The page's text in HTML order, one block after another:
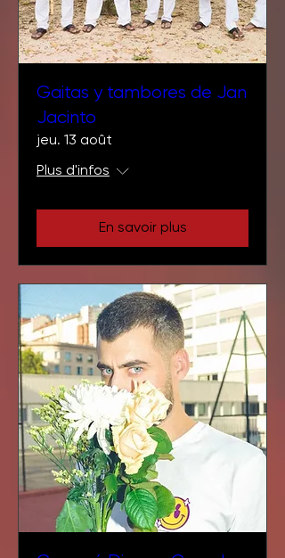
Gaitas y tambores de Jan
Jacinto
jeu. 13 août
Plus d'infos
En savoir plus